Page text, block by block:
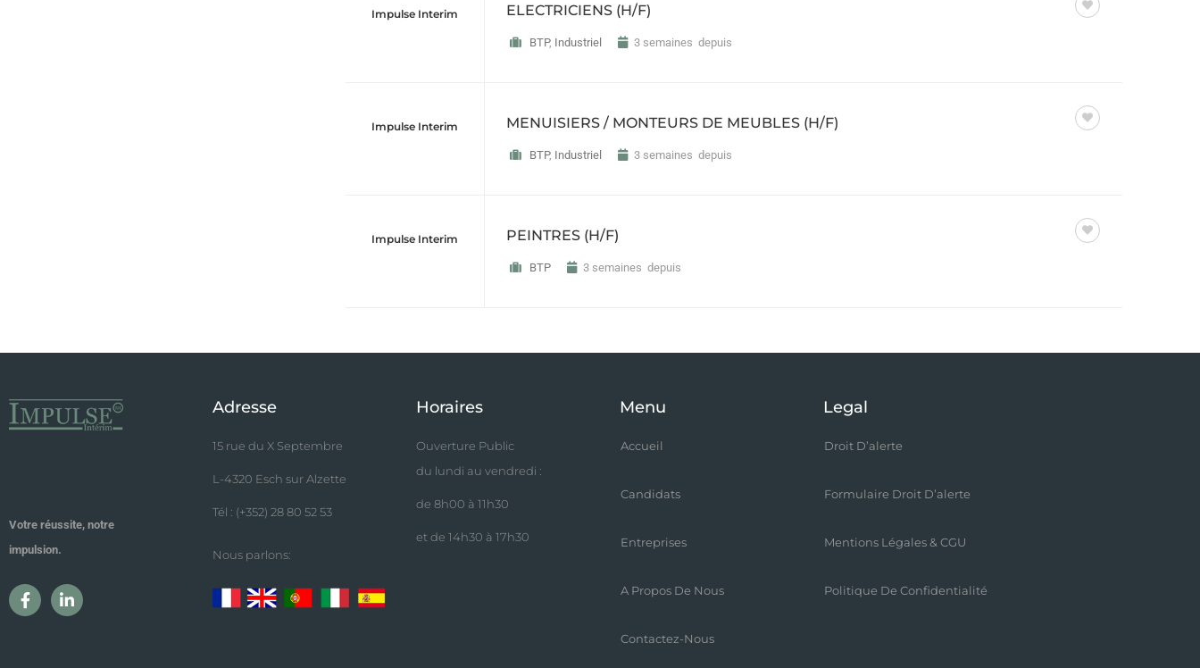
Impulse Interim ELECTRICIENS (H/F)
BTP, Industriel 3 semaines depuis
Impulse Interim MENUISIERS / MONTEURS DE MEUBLES (H/F)
BTP, Industriel 3 semaines depuis
Impulse Interim PEINTRES (H/F)
BTP 3 semaines depuis
Votre réussite, notre
impulsion.
Adresse
15 rue du X Septembre
L-4320 Esch sur Alzette
Tél : (+352) 28 80 52 53
Nous parlons:
Horaires
Ouverture Public
du lundi au vendredi :
de 8h00 à 11h30
et de 14h30 à 17h30
Menu
Accueil
Candidats
Entreprises
A Propos De Nous
Contactez-Nous
Legal
Droit D’alerte
Formulaire Droit D’alerte
Mentions Légales & CGU
Politique De Confidentialité